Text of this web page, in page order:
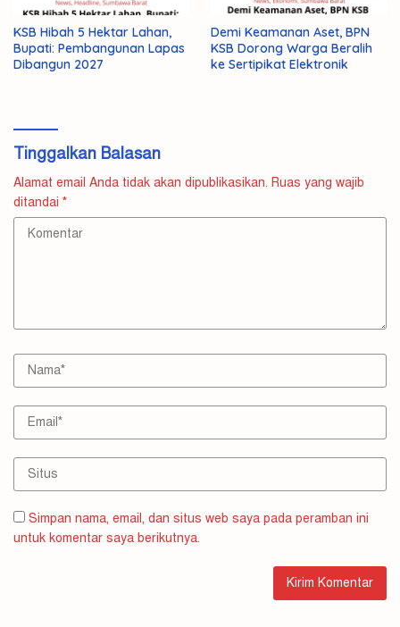
KSB Hibah 5 Hektar Lahan,
Bupati: Pembangunan Lapas
Dibangun 2027
Demi Keamanan Aset, BPN
KSB Dorong Warga Beralih
ke Sertipikat Elektronik
Tinggalkan Balasan
Alamat email Anda tidak akan dipublikasikan. Ruas yang wajib
ditandai *
Simpan nama, email, dan situs web saya pada peramban ini
untuk komentar saya berikutnya.